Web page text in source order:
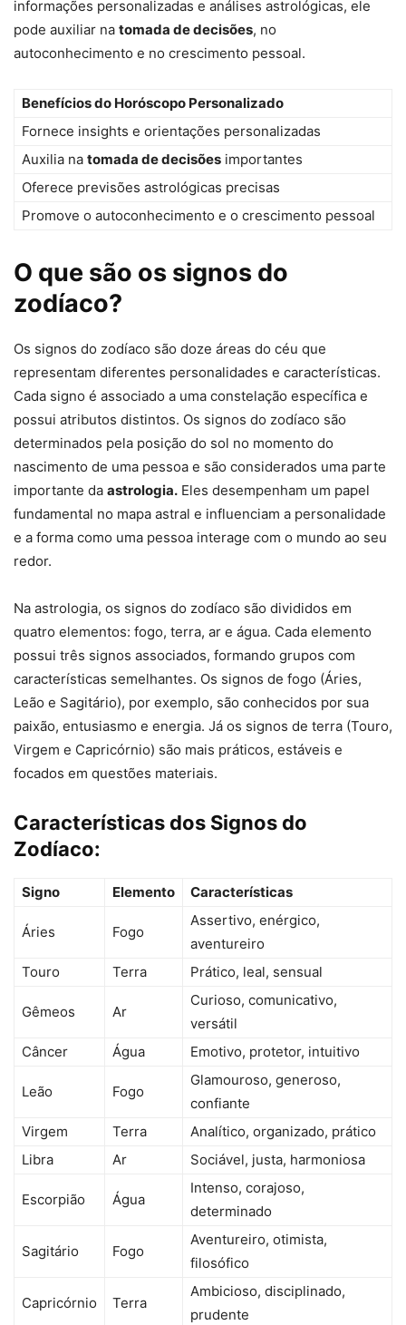
informações personalizadas e análises astrológicas, ele
pode auxiliar na tomada de decisões, no
autoconhecimento e no crescimento pessoal.
Benefícios do Horóscopo Personalizado
Fornece insights e orientações personalizadas
Auxilia na tomada de decisões importantes
Oferece previsões astrológicas precisas
Promove o autoconhecimento e o crescimento pessoal
O que são os signos do
zodíaco?
Os signos do zodíaco são doze áreas do céu que
representam diferentes personalidades e características.
Cada signo é associado a uma constelação específica e
possui atributos distintos. Os signos do zodíaco são
determinados pela posição do sol no momento do
nascimento de uma pessoa e são considerados uma parte
importante da astrologia. Eles desempenham um papel
fundamental no mapa astral e influenciam a personalidade
e a forma como uma pessoa interage com o mundo ao seu
redor.
Na astrologia, os signos do zodíaco são divididos em
quatro elementos: fogo, terra, ar e água. Cada elemento
possui três signos associados, formando grupos com
características semelhantes. Os signos de fogo (Áries,
Leão e Sagitário), por exemplo, são conhecidos por sua
paixão, entusiasmo e energia. Já os signos de terra (Touro,
Virgem e Capricórnio) são mais práticos, estáveis e
focados em questões materiais.
Características dos Signos do
Zodíaco:
Signo Elemento Características
Áries Fogo
Assertivo, enérgico,
aventureiro
Touro
Terra Prático, leal, sensual
Gêmeos Ar
Curioso, comunicativo,
versátil
Câncer
Água Emotivo, protetor, intuitivo
Leão Fogo
Glamouroso, generoso,
confiante
Virgem
Terra
Analítico, organizado, prático
Libra
Ar Sociável, justa, harmoniosa
Escorpião Água
Intenso, corajoso,
determinado
Sagitário Fogo
Aventureiro, otimista,
filosófico
Capricórnio Terra
Ambicioso, disciplinado,
prudente